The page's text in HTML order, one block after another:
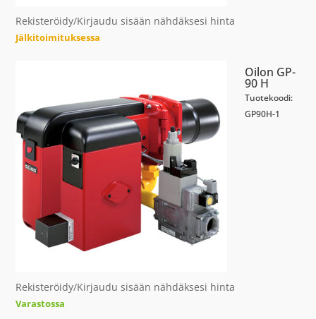
Rekisteröidy/Kirjaudu sisään nähdäksesi hinta
Jälkitoimituksessa
Oilon GP-
90 H
Tuotekoodi:
GP90H-1
Rekisteröidy/Kirjaudu sisään nähdäksesi hinta
Varastossa